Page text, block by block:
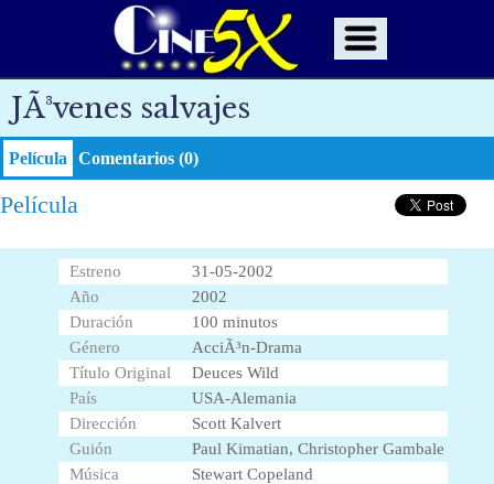
JÃ³venes salvajes
Película Comentarios (0)
Película
Estreno
31-05-2002
Año
2002
Duración
100 minutos
Género
AcciÃ³n-Drama
Título Original
Deuces Wild
País
USA-Alemania
Dirección
Scott Kalvert
Guión
Paul Kimatian, Christopher Gambale
Música
Stewart Copeland